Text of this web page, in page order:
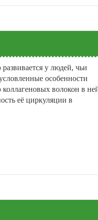
у людей, чьи
особенности
коллагеновых волокон в
её циркуляции в